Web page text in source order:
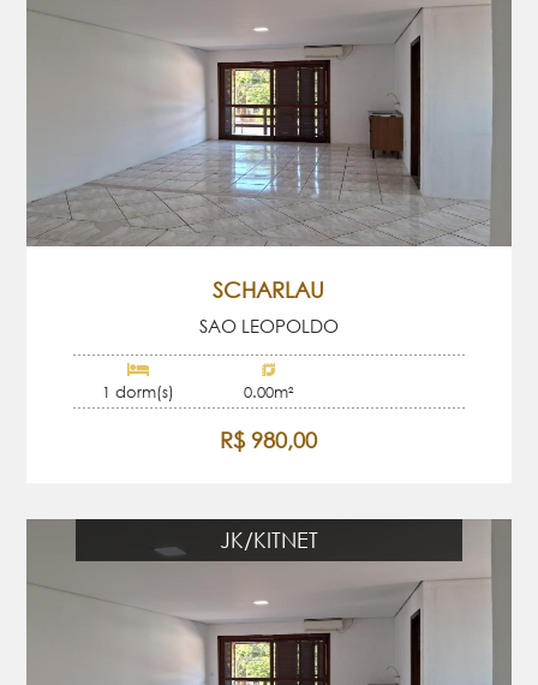
SCHARLAU
SAO LEOPOLDO
1 dorm(s) 0.00m²
R$ 980,00
JK/KITNET